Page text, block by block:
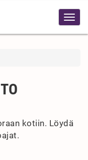
kotiin. Löydä